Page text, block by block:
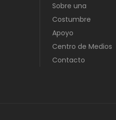
Sobre una
Costumbre
Apoyo
Centro de Medios
Contacto